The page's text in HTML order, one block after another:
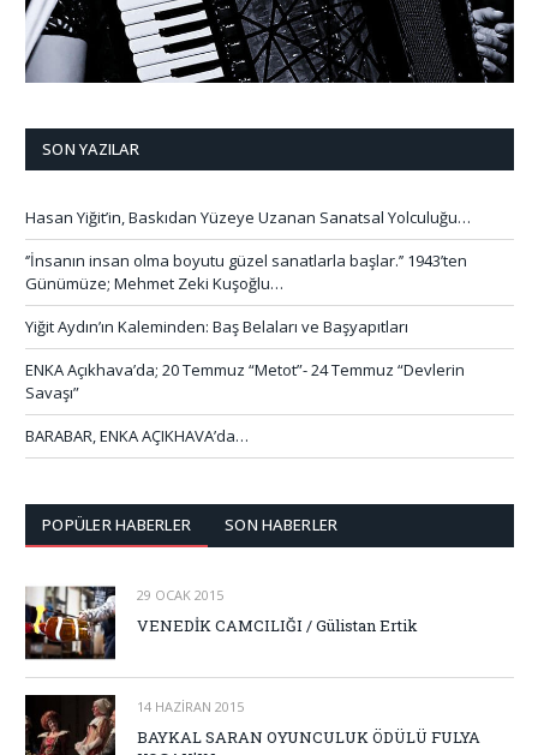
SON YAZILAR
Hasan Yiğit’in, Baskıdan Yüzeye Uzanan Sanatsal Yolculuğu…
‘’İnsanın insan olma boyutu güzel sanatlarla başlar.’’ 1943’ten
Günümüze; Mehmet Zeki Kuşoğlu…
Yiğit Aydın’ın Kaleminden: Baş Belaları ve Başyapıtları
ENKA Açıkhava’da; 20 Temmuz “Metot”- 24 Temmuz “Devlerin
Savaşı”
BARABAR, ENKA AÇIKHAVA’da…
POPÜLER HABERLER SON HABERLER
29 OCAK 2015
VENEDİK CAMCILIĞI / Gülistan Ertik
14 HAZIRAN 2015
BAYKAL SARAN OYUNCULUK ÖDÜLÜ FULYA